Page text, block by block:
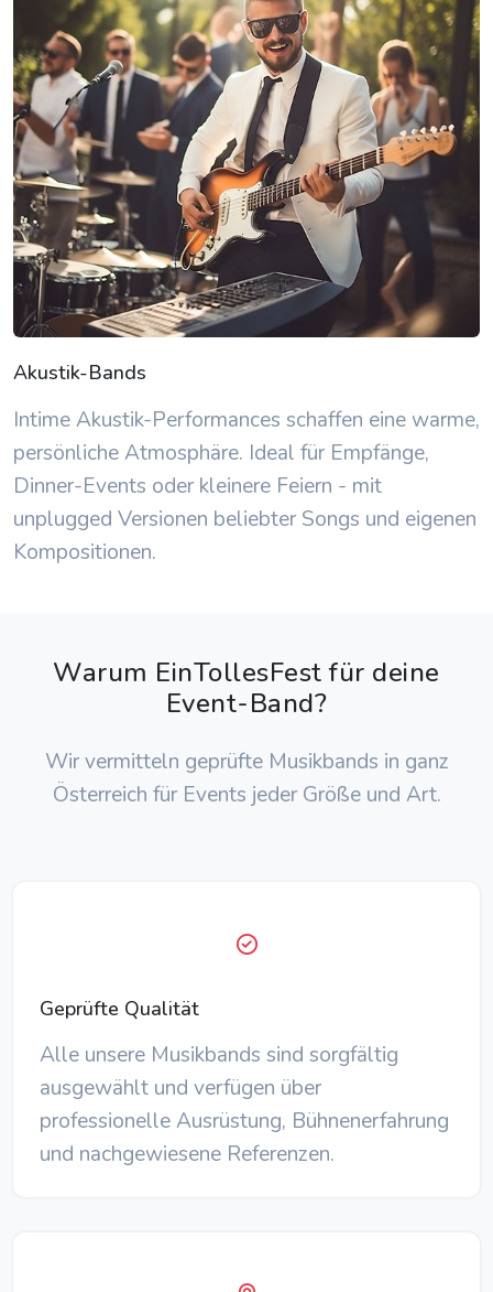
Akustik-Bands
Intime Akustik-Performances schaffen eine warme,
persönliche Atmosphäre. Ideal für Empfänge,
Dinner-Events oder kleinere Feiern - mit
unplugged Versionen beliebter Songs und eigenen
Kompositionen.
Warum EinTollesFest für deine
Event-Band?
Wir vermitteln geprüfte Musikbands in ganz
Österreich für Events jeder Größe und Art.
Geprüfte Qualität
Alle unsere Musikbands sind sorgfältig
ausgewählt und verfügen über
professionelle Ausrüstung, Bühnenerfahrung
und nachgewiesene Referenzen.